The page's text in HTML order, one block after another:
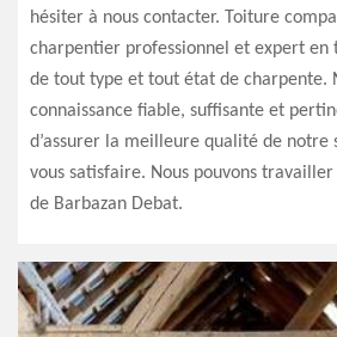
hésiter à nous contacter. Toiture
charpentier professionnel et expert en
de tout type et tout état de charpente.
connaissance fiable, suffisante et
d’assurer la meilleure qualité de notre
vous satisfaire. Nous pouvons
de Barbazan Debat.